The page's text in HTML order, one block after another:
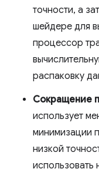
точности, а
шейдере для
процессор
распаковку
Сокращение
использует
минимизации
низкой